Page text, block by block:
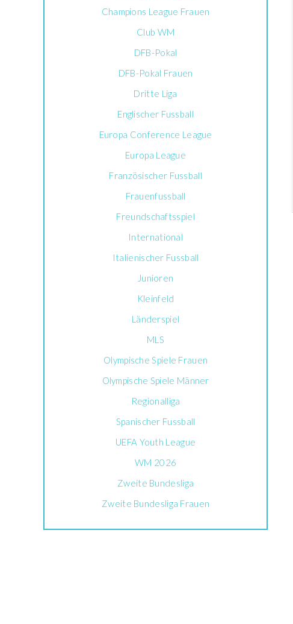
Champions League Frauen
Club WM
DFB-Pokal
DFB-Pokal Frauen
Dritte Liga
Englischer Fussball
Europa Conference League
Europa League
Französischer Fussball
Frauenfussball
Freundschaftsspiel
International
Italienischer Fussball
Junioren
Kleinfeld
Länderspiel
MLS
Olympische Spiele Frauen
Olympische Spiele Männer
Regionalliga
Spanischer Fussball
UEFA Youth League
WM 2026
Zweite Bundesliga
Zweite Bundesliga Frauen